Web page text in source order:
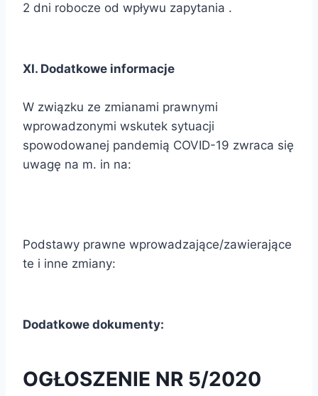
2 dni robocze od wpływu zapytania .
XI. Dodatkowe informacje
W związku ze zmianami prawnymi
wprowadzonymi wskutek sytuacji
spowodowanej pandemią COVID-19 zwraca się
uwagę na m. in na:
Podstawy prawne wprowadzające/zawierające
te i inne zmiany:
Dodatkowe dokumenty:
OGŁOSZENIE NR 5/2020